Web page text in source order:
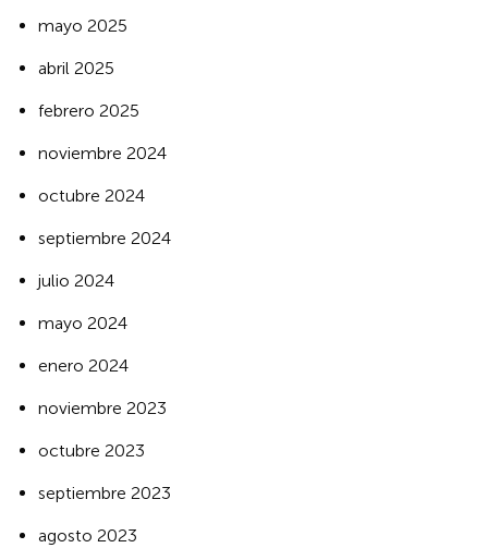
mayo 2025
abril 2025
febrero 2025
noviembre 2024
octubre 2024
septiembre 2024
julio 2024
mayo 2024
enero 2024
noviembre 2023
octubre 2023
septiembre 2023
agosto 2023